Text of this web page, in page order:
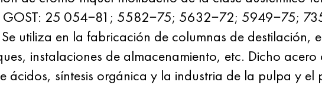
GOST: 25 054−81; 5582−75; 5632−72; 5949−75;
utiliza en la fabricación de columnas de destilación,
instalaciones de almacenamiento, etc. Dicho acero
ácidos, síntesis orgánica y la industria de la pulpa y el